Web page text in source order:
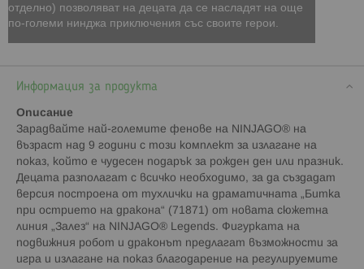
отделно) позволяват на децата да се насладят на още
по-големи нинджа приключения със своите герои.
Информация за продукта
Описание
Зарадвайте най-големите фенове на NINJAGO® на
възраст над 9 години с този комплект за излагане на
показ, който е чудесен подарък за рожден ден или празник.
Децата разполагат с всичко необходимо, за да създадат
версия построена от тухлички на драматичната „Битка
при острието на дракона“ (71871) от новата сюжетна
линия „Залез“ на NINJAGO® Legends. Фигурката на
подвижния робот и драконът предлагат възможности за
игра и излагане на показ благодарение на регулируемите